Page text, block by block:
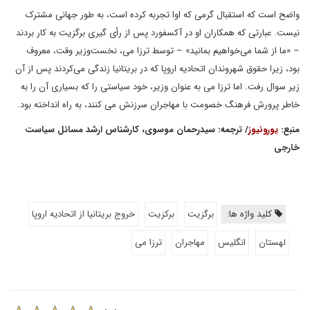
واضح است که استقبال گرمی که اوا تجربه کرده است، به طور جهانی مشترک
نیست. عبارتی که همکاران او در آکسفورد پس از رأی گیری برگزیت به کار بردند
– «ما از شما می‌خواهیم بمانید» – توسط ترزا می، نخست‌وزیر وقت، معروف
بود، زیرا حقوق شهروندان اتحادیه اروپا که در بریتانیا زندگی می‌کردند پس از آن
زیر سوال رفت. اما ترزا می به عنوان وزیر، خود سیاستی را که بسیاری آن را به
خاطر پرورش فرهنگ خصومت با مهاجران سرزنش می کنند، به راه انداخته بود.
منبع: یورونیوز/ ترجمه: سیدرحمان موسوی، کارشناس ارشد مسائل سیاست
خارجی
کلید واژه ها: برگزیت برکزیت
خروج بریتانیا از اتحادیه اروپا
لهستان
انگلیس مهاجران ترزا می